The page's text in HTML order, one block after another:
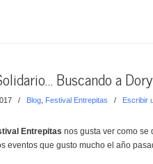
Buscando a Dory
/ Blog Festival Entrepitas / Escribir
Entrepitas nos gusta ver como se
eventos que gusto mucho el año